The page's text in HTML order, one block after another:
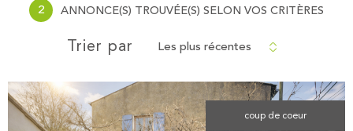
2 ANNONCE(S) TROUVÉE(S) SELON VOS CRITÈRES
Trier par Les plus récentes
coup de coeur